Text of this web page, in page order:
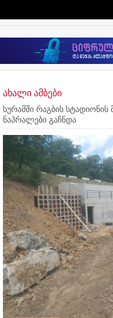
ახალი ამბები
სურამში რაგბის
ნაპრალები გაჩნდა